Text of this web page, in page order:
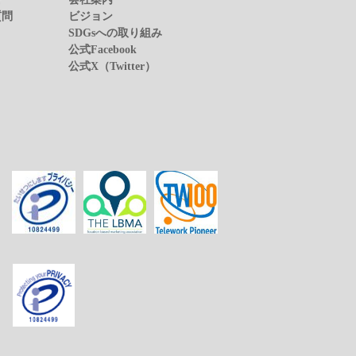
ビジョン
SDGsへの取り組み
公式Facebook
公式X（Twitter）